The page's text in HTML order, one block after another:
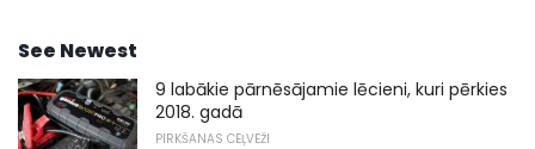
See Newest
9 labākie pārnēsājamie lēcieni, kuri pērkies
2018. gadā
PIRKŠANAS CEĻVEŽI